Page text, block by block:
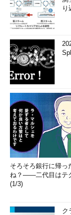
そろそろ銀行に帰っ
ね？――二代目はテ
(1/3)
ク